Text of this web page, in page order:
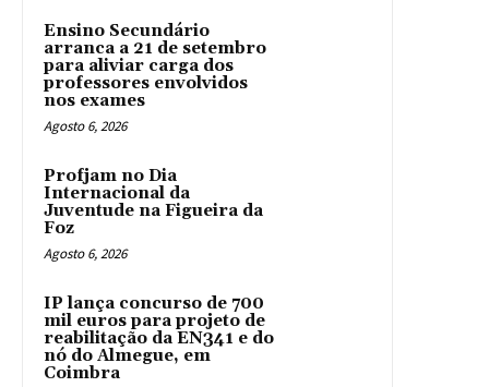
Ensino Secundário
arranca a 21 de setembro
para aliviar carga dos
professores envolvidos
nos exames
Agosto 6, 2026
Profjam no Dia
Internacional da
Juventude na Figueira da
Foz
Agosto 6, 2026
IP lança concurso de 700
mil euros para projeto de
reabilitação da EN341 e do
nó do Almegue, em
Coimbra